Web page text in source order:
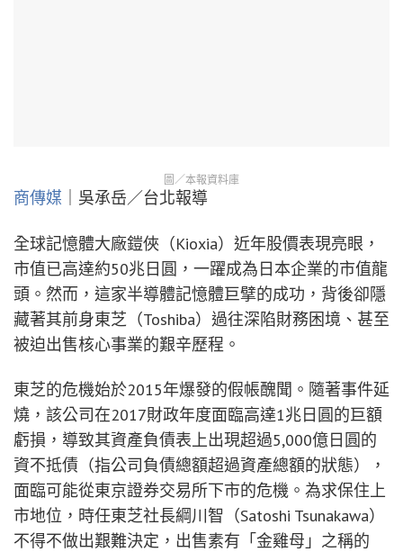
圖／本報資料庫
商傳媒 ｜吳承岳／台北報導
全球記憶體大廠鎧俠（Kioxia）近年股價表現亮眼，
市值已高達約50兆日圓，一躍成為日本企業的市值龍
頭。然而，這家半導體記憶體巨擘的成功，背後卻隱
藏著其前身東芝（Toshiba）過往深陷財務困境、甚至
被迫出售核心事業的艱辛歷程。
東芝的危機始於2015年爆發的假帳醜聞。隨著事件延
燒，該公司在2017財政年度面臨高達1兆日圓的巨額
虧損，導致其資產負債表上出現超過5,000億日圓的
資不抵債（指公司負債總額超過資產總額的狀態），
面臨可能從東京證券交易所下市的危機。為求保住上
市地位，時任東芝社長綱川智（Satoshi Tsunakawa）
不得不做出艱難決定，出售素有「金雞母」之稱的